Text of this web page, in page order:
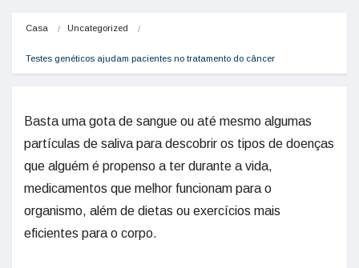
Casa Uncategorized
Testes genéticos ajudam pacientes no tratamento do câncer
Basta uma gota de sangue ou até mesmo algumas
partículas de saliva para descobrir os tipos de doenças
que alguém é propenso a ter durante a vida,
medicamentos que melhor funcionam para o
organismo, além de dietas ou exercícios mais
eficientes para o corpo.